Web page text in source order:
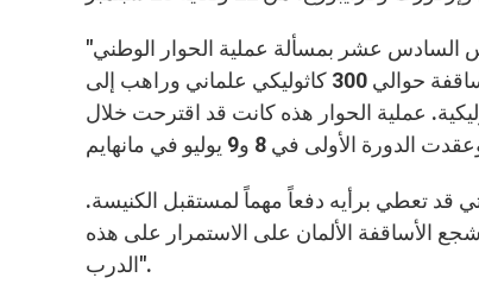
"في بيان نشر عقب هذا اللقاء، يشير الأساقفة الألمان إلى أنهم أعلموا بندكتس السادس عشر بمسألة عملية الحوار الوطني
التي باشرت بها كنيسة ألمانيا"، حسبما تكتب إذاعة الفاتيكان موضحة: "دعا الأساقفة حوالي 300 كاثوليكي علماني وراهب إلى
عملية الحوار هذه كانت قد اقترحت خلال
قد تعطي برأيه دفعاً مهماً لمستقبل الكنيسة.
الأساقفة الألمان على الاستمرار على هذه
الدرب".